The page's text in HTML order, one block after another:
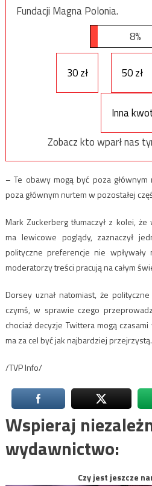
Fundacji Magna Polonia.
8%
30 zł 50 zł
Inna
Zobacz kto wparł nas
– Te obawy mogą być poza
poza głównym nurtem w pozostałej
Mark Zuckerberg tłumaczył z kolei,
ma lewicowe poglądy, zaznaczył
polityczne preferencje nie wpływały
moderatorzy treści pracują na całym
Dorsey uznał natomiast, że
czymś, w sprawie czego
chociaż decyzje Twittera mogą
ma za cel być jak najbardziej przejrzystą.
/TVP Info/
Wspieraj
wydawnictwo:
Czy jest jeszcze